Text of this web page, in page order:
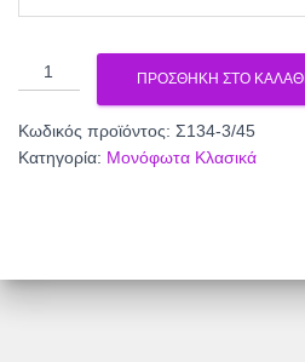
Φωτιστικό
μονόφωτο
ποσότητα
ΠΡΟΣΘΉΚΗ ΣΤΟ ΚΑΛΆΘΙ
Κωδικός προϊόντος: Σ134-3/45
Κατηγορία: Μονόφωτα Κλασικά